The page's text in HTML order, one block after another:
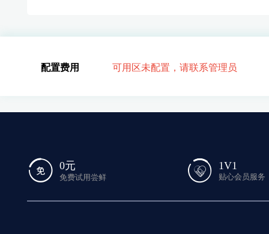
配置费用 可用区未配置，请联系管理员
0元
免费试用尝鲜
1V1
贴心会员服务